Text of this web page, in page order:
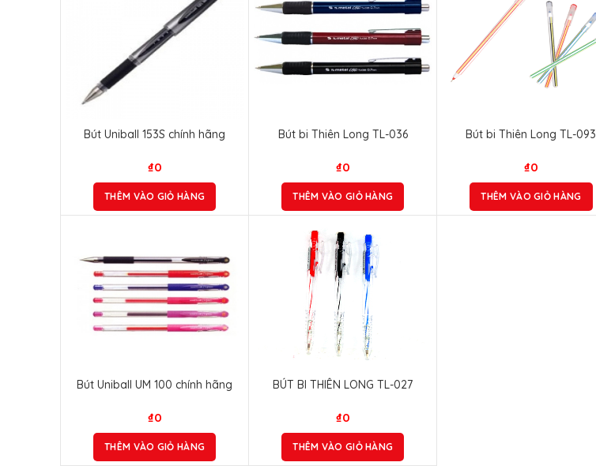
Bút Uniball 153S chính hãng
₫0
THÊM VÀO GIỎ HÀNG
Bút bi Thiên Long TL-036
₫0
THÊM VÀO GIỎ HÀNG
Bút bi Thiên Long TL-093
₫0
THÊM VÀO GIỎ HÀNG
Bút Uniball UM 100 chính hãng
₫0
THÊM VÀO GIỎ HÀNG
BÚT BI THIÊN LONG TL-027
₫0
THÊM VÀO GIỎ HÀNG